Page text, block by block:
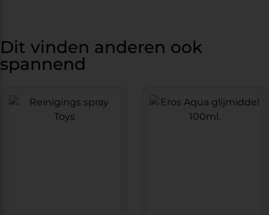
Dit vinden anderen ook
spannend